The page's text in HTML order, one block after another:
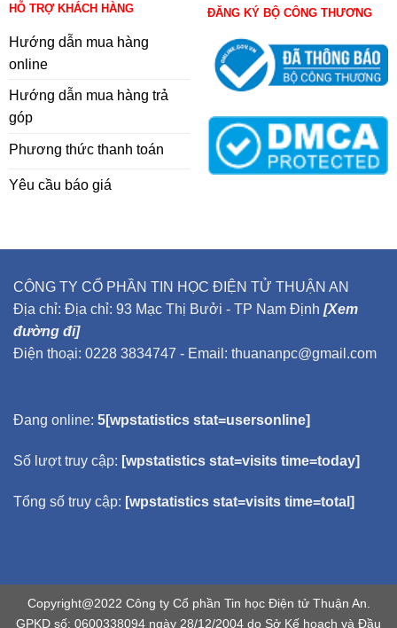
HỖ TRỢ KHÁCH HÀNG
Hướng dẫn mua hàng
online
Hướng dẫn mua hàng trả
góp
Phương thức thanh toán
Yêu cầu báo giá
ĐĂNG KÝ BỘ CÔNG THƯƠNG
CÔNG TY CỔ PHẦN TIN HỌC ĐIỆN TỬ THUẬN AN
Địa chỉ: Địa chỉ: 93 Mạc Thị Bưởi - TP Nam Định [Xem
đường đi]
Điện thoại: 0228 3834747 - Email: thuananpc@gmail.com
Đang online: 5[wpstatistics stat=usersonline]
Số lượt truy cập: [wpstatistics stat=visits time=today]
Tổng số truy cập: [wpstatistics stat=visits time=total]
Copyright@2022 Công ty Cổ phần Tin học Điện tử Thuận An.
GPKD số: 0600338094 ngày 28/12/2004 do Sở Kế hoạch và Đầu